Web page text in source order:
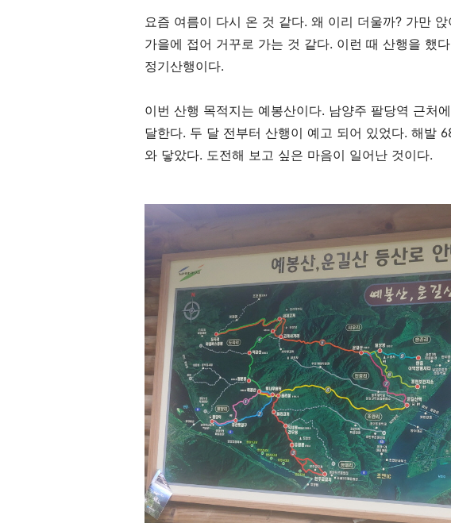
요즘 여름이 다시 온 것 같다. 왜 이리 더울까? 가만
가을에 접어 거꾸로 가는 것 같다. 이런 때 산행을 했다
정기산행이다.
이번 산행 목적지는 예봉산이다. 남양주 팔당역 근처
달한다. 두 달 전부터 산행이 예고 되어 있었다. 해발
와 닿았다. 도전해 보고 싶은 마음이 일어난 것이다.